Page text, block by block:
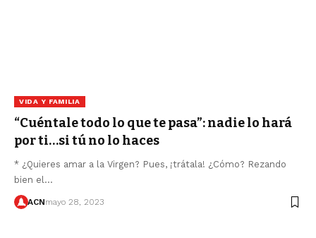
VIDA Y FAMILIA
“Cuéntale todo lo que te pasa”: nadie lo hará
por ti…si tú no lo haces
* ¿Quieres amar a la Virgen? Pues, ¡trátala! ¿Cómo? Rezando
bien el…
ACNmayo 28, 2023